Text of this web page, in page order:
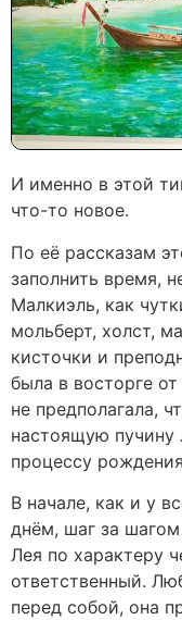
И именно в этой
что-то новое.
По её рассказам
заполнить время,
Малкиэль, как
мольберт, холст,
кисточки и
была в восторге
не предполагала,
настоящую
процессу
В начале, как и у
днём, шаг за
Лея по характеру
ответственный.
перед собой, она